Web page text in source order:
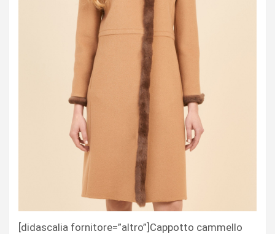
[didascalia fornitore=”altro”]Cappotto cammello